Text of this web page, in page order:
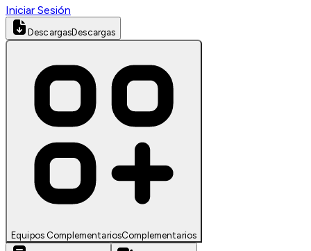
Iniciar Sesión
DescargasDescargas
Equipos ComplementariosComplementarios